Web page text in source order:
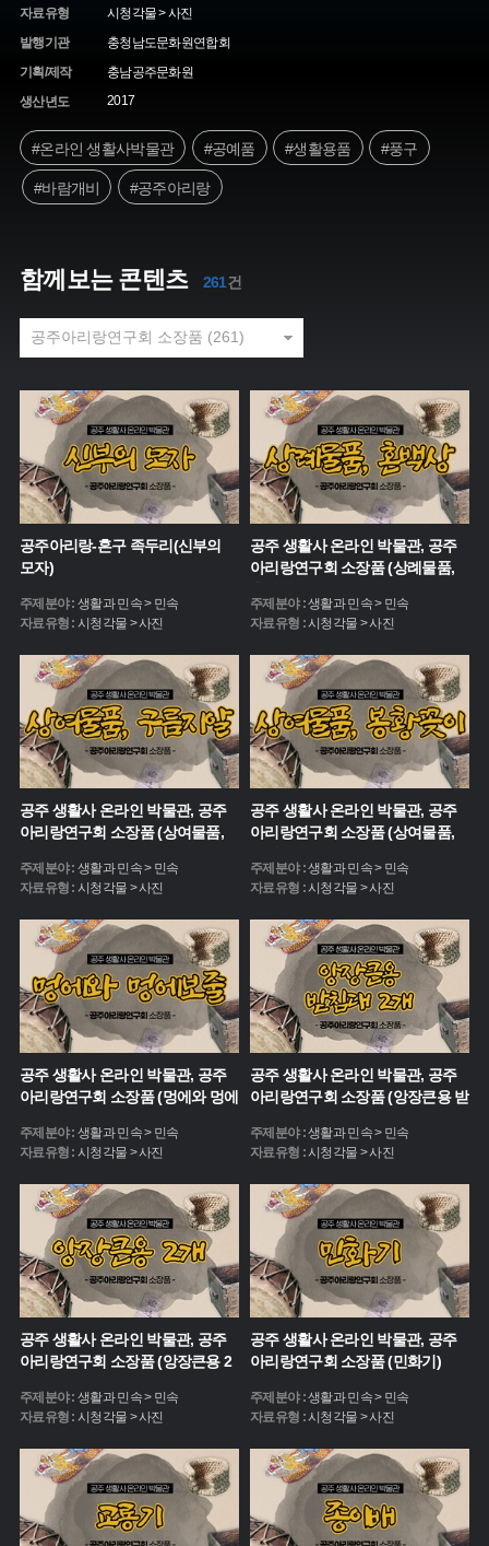
자료유형
시청각물 > 사진
발행기관
충청남도문화원연합회
기획/제작
충남공주문화원
생산년도
2017
#온라인 생활사박물관 #공예품 #생활용품 #풍구
#바람개비 #공주아리랑
함께보는 콘텐츠 261건
공주아리랑-혼구 족두리(신부의
모자)
주제분야 : 생활과 민속 > 민속
자료유형 : 시청각물 > 사진
공주 생활사 온라인 박물관, 공주
아리랑연구회 소장품 (상례물품,
주제분야 :생활과 민속 > 민속
자료유형 :시청각물 > 사진
공주 생활사 온라인 박물관, 공주
아리랑연구회 소장품 (상여물품,
주제분야 : 생활과 민속 > 민속
자료유형 : 시청각물 > 사진
공주 생활사 온라인 박물관, 공주
아리랑연구회 소장품 (상여물품,
주제분야 :생활과 민속 > 민속
자료유형 :시청각물 > 사진
공주 생활사 온라인 박물관, 공주
아리랑연구회 소장품 (멍에와 멍에
주제분야 : 생활과 민속 > 민속
자료유형 : 시청각물 > 사진
공주 생활사 온라인 박물관, 공주
아리랑연구회 소장품 (앙장큰용 받
주제분야 :생활과 민속 > 민속
자료유형 :시청각물 > 사진
공주 생활사 온라인 박물관, 공주
아리랑연구회 소장품 (앙장큰용 2
주제분야 : 생활과 민속 > 민속
자료유형 : 시청각물 > 사진
공주 생활사 온라인 박물관, 공주
아리랑연구회 소장품 (민화기)
주제분야 :생활과 민속 > 민속
자료유형 :시청각물 > 사진